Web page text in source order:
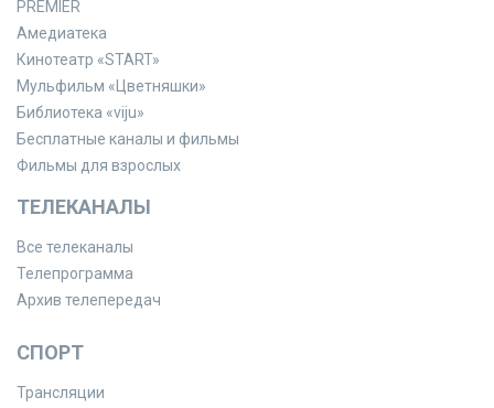
PREMIER
Амедиатека
Кинотеатр «START»
Мульфильм «Цветняшки»
Библиотека «viju»
Бесплатные каналы и фильмы
Фильмы для взрослых
ТЕЛЕКАНАЛЫ
Все телеканалы
Телепрограмма
Архив телепередач
СПОРТ
Трансляции